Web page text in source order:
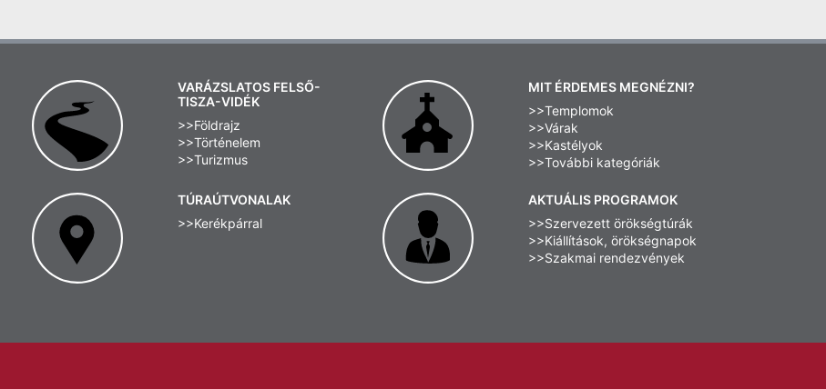
VARÁZSLATOS FELSŐ-
TISZA-VIDÉK
>>Földrajz
>>Történelem
>>Turizmus
MIT ÉRDEMES MEGNÉZNI?
>>Templomok
>>Várak
>>Kastélyok
>>További kategóriák
TÚRAÚTVONALAK
>>Kerékpárral
AKTUÁLIS PROGRAMOK
>>Szervezett örökségtúrák
>>Kiállítások, örökségnapok
>>Szakmai rendezvények